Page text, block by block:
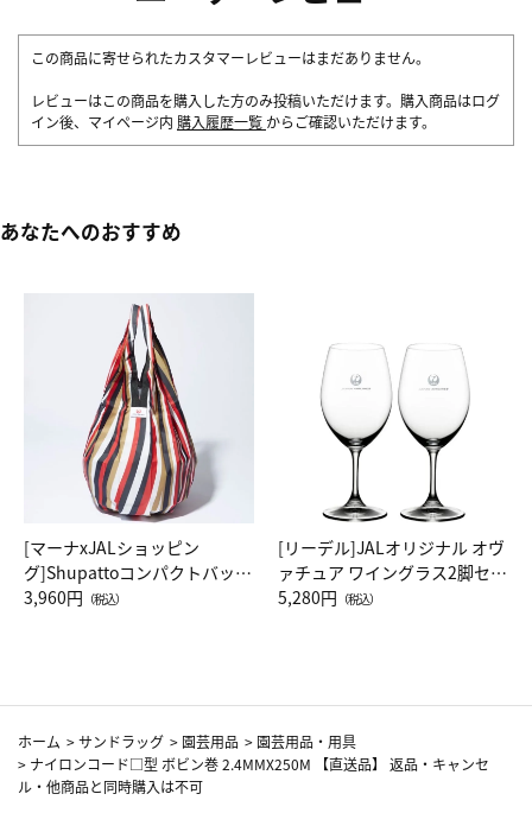
この商品に寄せられたカスタマーレビューはまだありません。
レビューはこの商品を購入した方のみ投稿いただけます。購入商品はログ
イン後、マイページ内 購入履歴一覧 からご確認いただけます。
あなたへのおすすめ
[マーナxJALショッピン
グ]Shupattoコンパクトバッグ
Drop JAL客室乗務員（LC）ス
3,960円 （税込）
[リーデル]JALオリジナル オヴ
ァチュア ワイングラス2脚セッ
ト（レッドワイン）
5,280円 （税込）
ホーム >サンドラッグ > 園芸用品 > 園芸用品・用具
> ナイロンコード□型 ボビン巻 2.4MMX250M 【直送品】 返品・キャンセ
ル・他商品と同時購入は不可